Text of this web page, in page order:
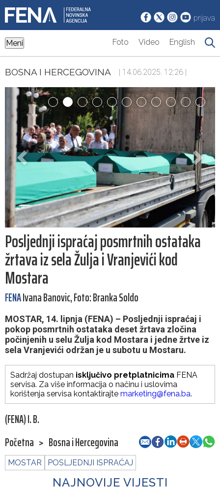
prijava
Meni Foto Video English
BOSNA I HERCEGOVINA | 14.06.2025. 12:26 |
Posljednji ispraćaj posmrtnih ostataka
žrtava iz sela Žulja i Vranjevići kod
Mostara
FENAIvana Banovic, Foto: Branka Soldo
MOSTAR, 14. lipnja (FENA) – Posljednji ispraćaj i
pokop posmrtnih ostataka deset žrtava zločina
počinjenih u selu Žulja kod Mostara i jedne žrtve iz
sela Vranjevići održan je u subotu u Mostaru.
Sadržaj dostupan isključivo pretplatnicima FENA
servisa. Za više informacija o načinu i uslovima
korištenja servisa kontaktirajte marketing@fena.ba.
(FENA) I. B.
Početna > Bosna i Hercegovina
MOSTAR POSLJEDNJI ISPRAĆAJ
NAJNOVIJE VIJESTI